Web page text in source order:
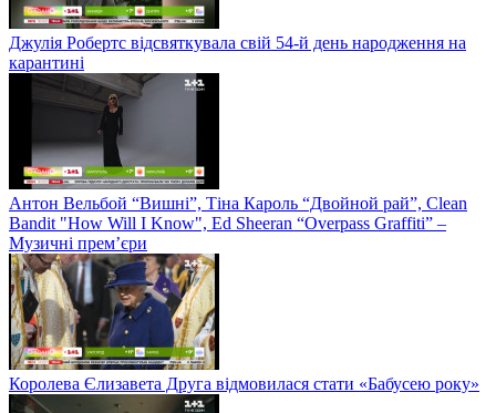
Джулія Робертс відсвяткувала свій 54-й день народження на
карантині
Антон Вельбой “Вишні”, Тіна Кароль “Двойной рай”, Clean
Bandit "How Will I Know", Ed Sheeran “Overpass Graffiti” –
Музичні прем’єри
Королева Єлизавета Друга відмовилася стати «Бабусею року»